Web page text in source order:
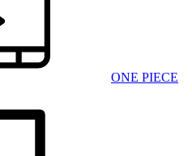
ONE PIECE